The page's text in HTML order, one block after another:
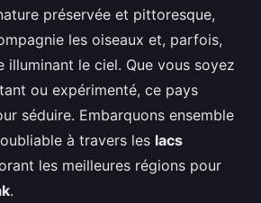
préservée et pittoresque,
les oiseaux et, parfois,
illuminant le ciel. Que vous soyez
ou expérimenté, ce pays
séduire. Embarquons ensemble
à travers les lacs
les meilleures régions pour
.